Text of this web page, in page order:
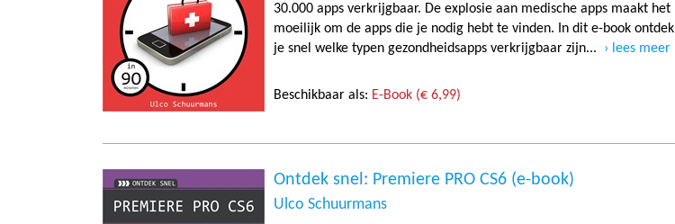
30.000 apps verkrijgbaar. De explosie aan medische apps maakt het
moeilijk om de apps die je nodig hebt te vinden. In dit e-book ontdek
je snel welke typen gezondheidsapps verkrijgbaar zijn...
lees meer
Beschikbaar als: E-Book (€ 6,99)
Ontdek snel: Premiere PRO CS6 (e-book)
Ulco Schuurmans